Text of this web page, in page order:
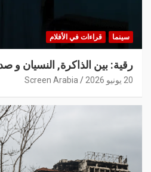
سينما قراءات في الأفلام
رقية: بين الذاكرة, النسيان و
20 يونيو 2026 Screen Arabia